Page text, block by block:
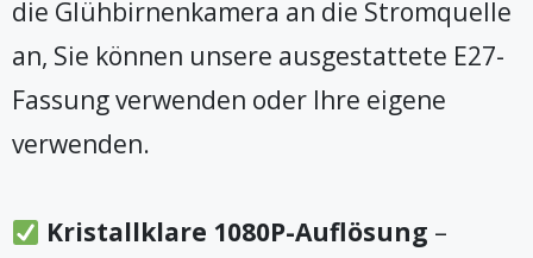
die Glühbirnenkamera an die Stromquelle
an, Sie können unsere ausgestattete E27-
Fassung verwenden oder Ihre eigene
verwenden.
Kristallklare 1080P-Auflösung –